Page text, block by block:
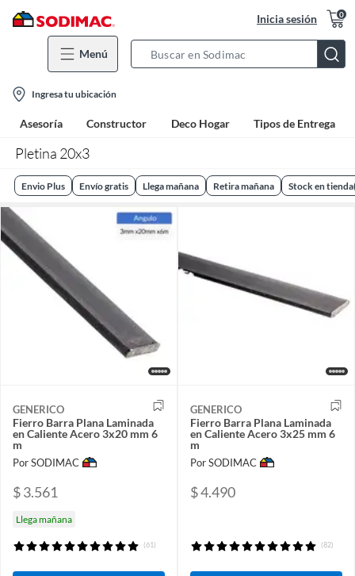
Inicia sesión 0
Menú
Bar
location-
icon
Ingresa tu ubicación
Asesoría Constructor Deco Hogar Tipos de Entrega
Pletina 20x3
Envio Plus Envío gratis Llega mañana Retira mañana Stock en tienda
GENERICO
Fierro Barra Plana Laminada
en Caliente Acero 3x20 mm 6
m
Por SODIMAC
$ 3.561
Llega mañana
(61)
GENERICO
Fierro Barra Plana Laminada
en Caliente Acero 3x25 mm 6
m
Por SODIMAC
$ 4.490
(82)